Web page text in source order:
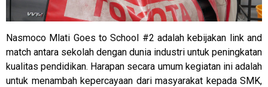
Nasmoco Mlati Goes to School #2 adalah kebijakan link and
match antara sekolah dengan dunia industri untuk peningkatan
kualitas pendidikan. Harapan secara umum kegiatan ini adalah
untuk menambah kepercayaan dari masyarakat kepada SMK,